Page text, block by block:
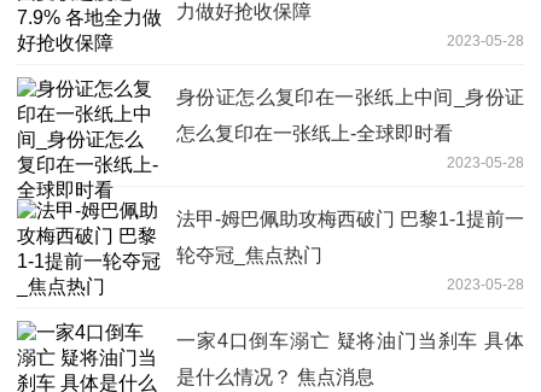
力做好抢收保障
2023-05-28
身份证怎么复印在一张纸上中间_身份证
怎么复印在一张纸上-全球即时看
2023-05-28
法甲-姆巴佩助攻梅西破门 巴黎1-1提前一
轮夺冠_焦点热门
2023-05-28
一家4口倒车溺亡 疑将油门当刹车 具体
是什么情况？ 焦点消息